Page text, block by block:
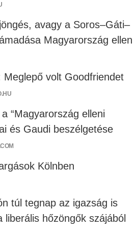
avagy a Soros–Gáti–
Magyarország ellen
Meglepő volt Goodfriendet
“Magyarország elleni
és Gaudi beszélgetése
Kölnben
túl tegnap az igazság is
hőzöngők szájából